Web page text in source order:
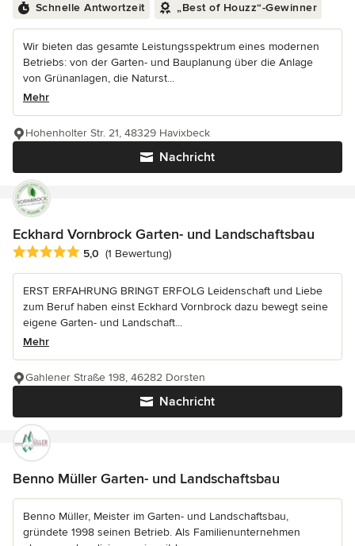
Schnelle Antwortzeit „Best of Houzz“-Gewinner
Wir bieten das gesamte Leistungsspektrum eines modernen
Betriebs: von der Garten- und Bauplanung über die Anlage
von Grünanlagen, die Naturst...
Mehr
Nachricht
Hohenholter Str. 21, 48329 Havixbeck
Eckhard Vornbrock Garten- und Landschaftsbau
Durchschnittliche Bewertung: 5 von 5 Sternen
5,0 (1 Bewertung)
ERST ERFAHRUNG BRINGT ERFOLG Leidenschaft und Liebe
zum Beruf haben einst Eckhard Vornbrock dazu bewegt seine
eigene Garten- und Landschaft...
Mehr
Nachricht
Gahlener Straße 198, 46282 Dorsten
Benno Müller Garten- und Landschaftsbau
Benno Müller, Meister im Garten- und Landschaftsbau,
gründete 1998 seinen Betrieb. Als Familienunternehmen